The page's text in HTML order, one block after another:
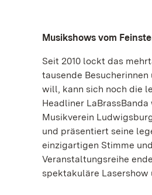
Musikshows vom
Seit 2010 lockt das
tausende
will, kann sich noch die
Headliner
Musikverein
und präsentiert seine
einzigartigen Stimme
Veranstaltungsreihe
spektakuläre Lasershow